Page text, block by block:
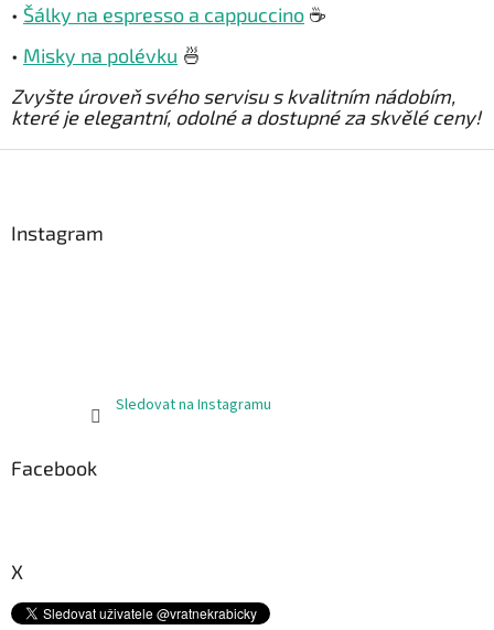
• Šálky na espresso a cappuccino ☕
• Misky na polévku 🍜
Zvyšte úroveň svého servisu s kvalitním nádobím,
které je elegantní, odolné a dostupné za skvělé ceny!
Instagram
Sledovat na Instagramu
Facebook
X